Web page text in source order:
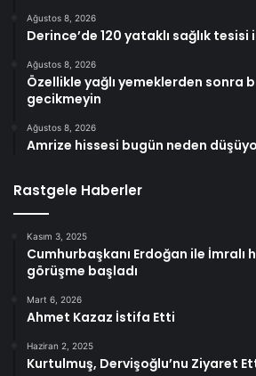
Ağustos 8, 2026
Derince’de 120 yataklı sağlık
Ağustos 8, 2026
Özellikle yağlı yemeklerden sonra
gecikmeyin
Ağustos 8, 2026
Amrize hissesi bugün neden
Rastgele Haberler
Kasım 3, 2025
Cumhurbaşkanı Erdoğan ile İmralı
görüşme başladı
Mart 6, 2026
Ahmet Kazaz İstifa Etti
Haziran 2, 2025
Kurtulmuş, Dervişoğlu’nu Ziyaret